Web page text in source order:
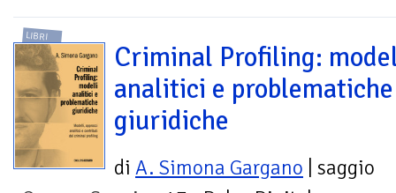
LIBRI
Criminal Profiling:
analitici e problematiche
giuridiche
di A. Simona Gargano | saggio